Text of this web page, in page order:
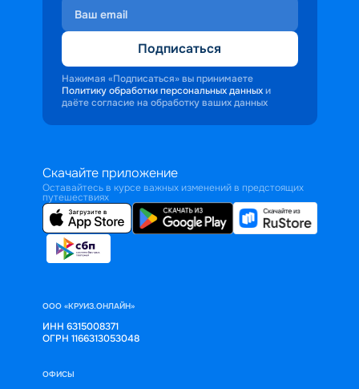
Подписаться
Нажимая «Подписаться» вы принимаете
Политику обработки персональных данных и
даёте согласие на обработку ваших данных
Скачайте приложение
Оставайтесь в курсе важных изменений в предстоящих
путешествиях
ООО «КРУИЗ.ОНЛАЙН»
ИНН 6315008371
ОГРН 1166313053048
ОФИСЫ